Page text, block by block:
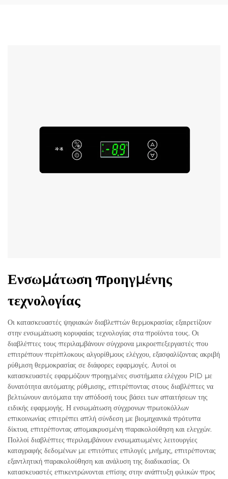
Ενσωμάτωση προηγμένης
τεχνολογίας
Οι κατασκευαστές ψηφιακών διαβλεπτών θερμοκρασίας εξαιρετίζουν
στην ενσωμάτωση κορυφαίας τεχνολογίας στα προϊόντα τους. Οι
διαβλέπτες τους περιλαμβάνουν σύγχρονα μικροεπεξεργαστές που
επιτρέπουν περίπλοκους αλγορίθμους ελέγχου, εξασφαλίζοντας ακριβή
ρύθμιση θερμοκρασίας σε διάφορες εφαρμογές. Αυτοί οι
κατασκευαστές εφαρμόζουν προηγμένες συστήματα ελέγχου PID με
δυνατότητα αυτόματης ρύθμισης, επιτρέποντας στους διαβλέπτες να
βελτιώνουν αυτόματα την απόδοσή τους βάσει των απαιτήσεων της
ειδικής εφαρμογής. Η ενσωμάτωση σύγχρονων πρωτοκόλλων
επικοινωνίας επιτρέπει απλή σύνδεση με βιομηχανικά πρότυπα
δίκτυα, επιτρέποντας απομακρυσμένη παρακολούθηση και ελεγχών.
Πολλοί διαβλέπτες περιλαμβάνουν ενσωματωμένες λειτουργίες
καταγραφής δεδομένων με επιτόπιες επιλογές μνήμης, επιτρέποντας
εξαντλητική παρακολούθηση και ανάλυση της διαδικασίας. Οι
κατασκευαστές επικεντρώνονται επίσης στην ανάπτυξη φιλικών προς